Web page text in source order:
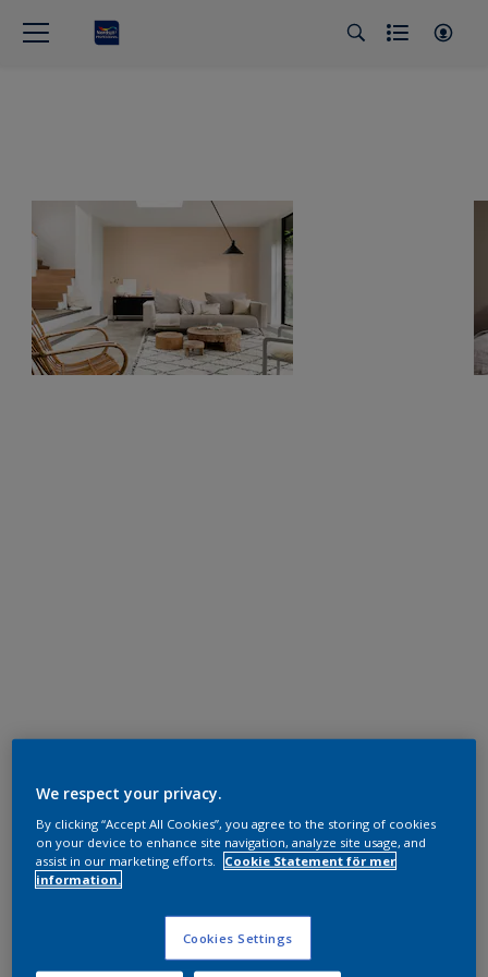
We respect your privacy.
By clicking “Accept All Cookies”, you agree to the storing of cookies
on your device to enhance site navigation, analyze site usage, and
assist in our marketing efforts.
Cookie Statement för mer
information.
Cookies Settings